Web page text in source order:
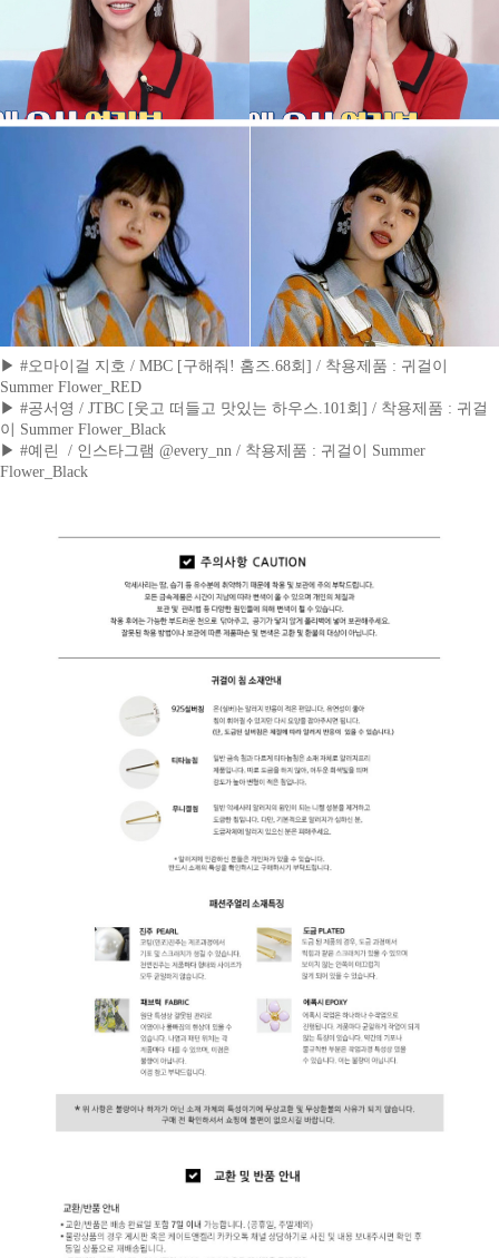
▶ #오마이걸 지호 / MBC [구해줘! 홈즈.68회] / 착용제품 : 귀걸이
Summer Flower_RED
▶ #공서영 / JTBC [웃고 떠들고 맛있는 하우스.101회] / 착용제품 : 귀걸
이 Summer Flower_Black
▶ #예린 / 인스타그램 @every_nn / 착용제품 : 귀걸이 Summer
Flower_Black